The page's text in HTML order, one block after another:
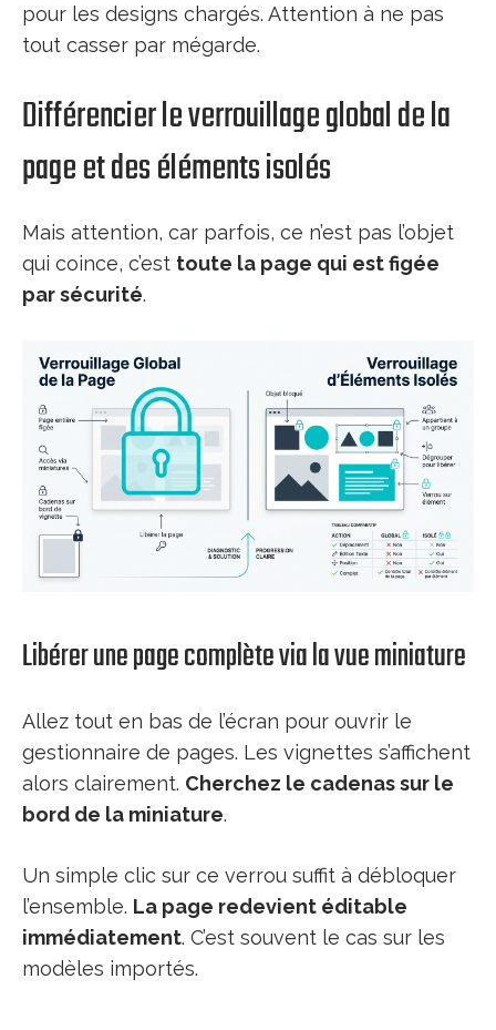
pour les designs chargés. Attention à ne pas
tout casser par mégarde.
Différencier le verrouillage global de la
page et des éléments isolés
Mais attention, car parfois, ce n’est pas l’objet
qui coince, c’est toute la page qui est figée
par sécurité.
Libérer une page complète via la vue miniature
Allez tout en bas de l’écran pour ouvrir le
gestionnaire de pages. Les vignettes s’affichent
alors clairement. Cherchez le cadenas sur le
bord de la miniature.
Un simple clic sur ce verrou suffit à débloquer
l’ensemble. La page redevient éditable
immédiatement. C’est souvent le cas sur les
modèles importés.